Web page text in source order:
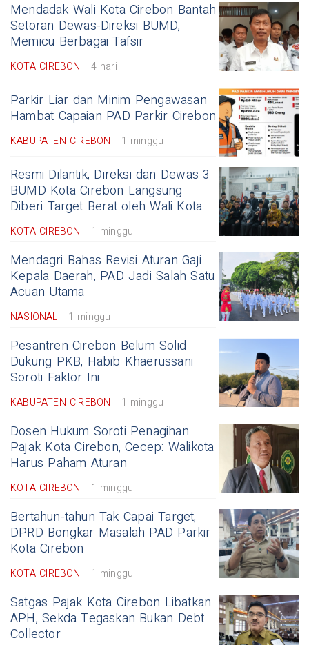
Mendadak Wali Kota Cirebon Bantah
Setoran Dewas-Direksi BUMD,
Memicu Berbagai Tafsir
KOTA CIREBON 4 hari
Parkir Liar dan Minim Pengawasan
Hambat Capaian PAD Parkir Cirebon
KABUPATEN CIREBON 1 minggu
Resmi Dilantik, Direksi dan Dewas 3
BUMD Kota Cirebon Langsung
Diberi Target Berat oleh Wali Kota
KOTA CIREBON 1 minggu
Mendagri Bahas Revisi Aturan Gaji
Kepala Daerah, PAD Jadi Salah Satu
Acuan Utama
NASIONAL 1 minggu
Pesantren Cirebon Belum Solid
Dukung PKB, Habib Khaerussani
Soroti Faktor Ini
KABUPATEN CIREBON 1 minggu
Dosen Hukum Soroti Penagihan
Pajak Kota Cirebon, Cecep: Walikota
Harus Paham Aturan
KOTA CIREBON 1 minggu
Bertahun-tahun Tak Capai Target,
DPRD Bongkar Masalah PAD Parkir
Kota Cirebon
KOTA CIREBON 1 minggu
Satgas Pajak Kota Cirebon Libatkan
APH, Sekda Tegaskan Bukan Debt
Collector